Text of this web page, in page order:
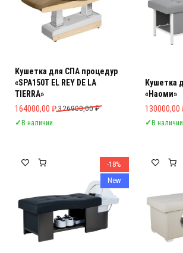
Кушетка для СПА процедур
«SPA150T EL REY DE LA
TIERRA»
326900,00₽
Первоначальная цена составляла 326900,00 ₽.
164000,00 ₽
Текущая цена: 164000,00 ₽.
✓В наличии
Кушетка
«Наоми»
130000,00
Текущая
✓В наличии
-18%
New